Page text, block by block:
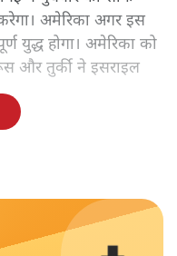
अमेरिका अगर इस
युद्ध होगा। अमेरिका को
और तुर्की ने इसराइल